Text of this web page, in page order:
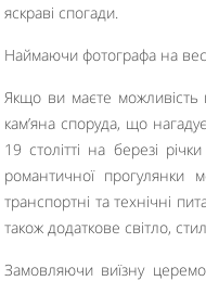
яскраві спогади.
Наймаючи фотографа на
Якщо ви маєте можливість
кам’яна споруда, що
19 столітті на березі
романтичної прогулянки
транспортні та технічні
також додаткове світло,
Замовляючи виїзну